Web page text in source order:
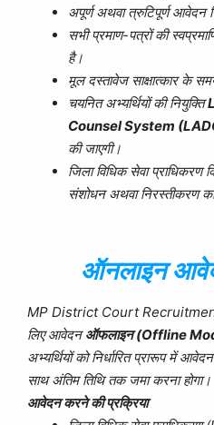
अपूर्ण अथवा त्रुटिपूर्ण आवेदन
सभी प्रमाण-पत्रों की
है।
मूल दस्तावेज साक्षात्कार के
चयनित अभ्यर्थियों की नियुक्ति
Counsel System
की जाएगी।
जिला विधिक सेवा प्राधिकरण
संशोधन अथवा निरस्तीकरण
ऑनलाइन
MP District Court
लिए आवेदनऑफलाइन (Offline
अभ्यर्थियों को निर्धारित प्रारूप में
साथ अंतिम तिथि तक जमा करना होगा।
आवेदन करने की प्रक्रिया